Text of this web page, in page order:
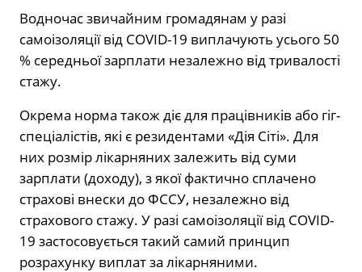
Водночас звичайним громадянам у разі
самоізоляції від COVID-19 виплачують усього 50
% середньої зарплати незалежно від тривалості
стажу.
Окрема норма також діє для працівників або гіг-
спеціалістів, які є резидентами «Дія Сіті». Для
них розмір лікарняних залежить від суми
зарплати (доходу), з якої фактично сплачено
страхові внески до ФССУ, незалежно від
страхового стажу. У разі самоізоляції від COVID-
19 застосовується такий самий принцип
розрахунку виплат за лікарняними.